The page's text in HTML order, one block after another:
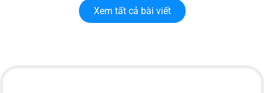
Xem tất cả bài viết